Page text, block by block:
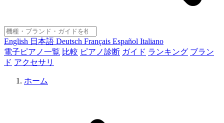
English 日本語 Deutsch Français Español Italiano
電子ピアノ一覧 比較 ピアノ診断 ガイド ランキング ブラン
ド アクセサリ
ホーム